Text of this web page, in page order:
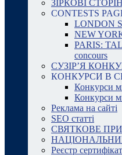
ЗІРКОВІ
CONTESTS
LONDON
NEW
PARIS:
concours
СУЗІР’Я
КОНКУРСИ В
Конкурси
Конкурси
Реклама на сайті
SEO статті
СВЯТКОВЕ
Реєстр